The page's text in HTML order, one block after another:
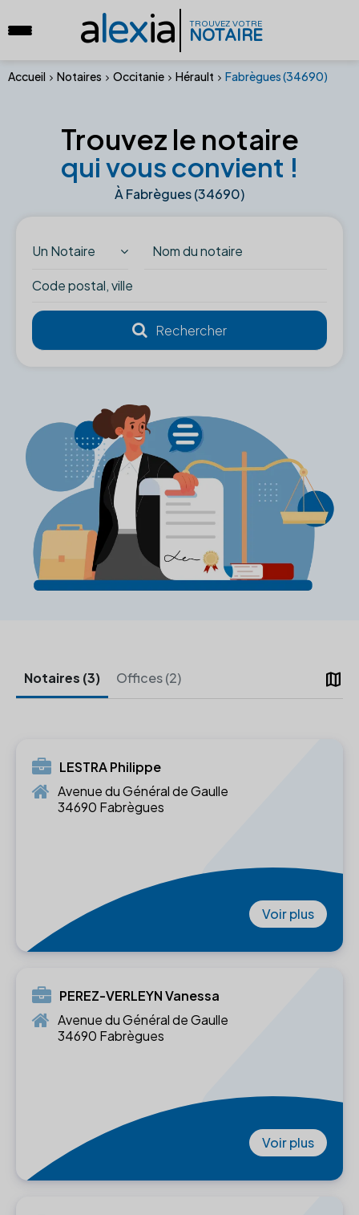
alexia TROUVEZ VOTRE
NOTAIRE
Accueil Notaires Occitanie Hérault Fabrègues (34690)
Trouvez le notaire
qui vous convient !
À Fabrègues (34690)
Un Notaire
map
Notaires (3) Offices (2)
LESTRA Philippe
Avenue du Général de Gaulle
34690 Fabrègues
Voir plus
PEREZ-VERLEYN Vanessa
Avenue du Général de Gaulle
34690 Fabrègues
Voir plus